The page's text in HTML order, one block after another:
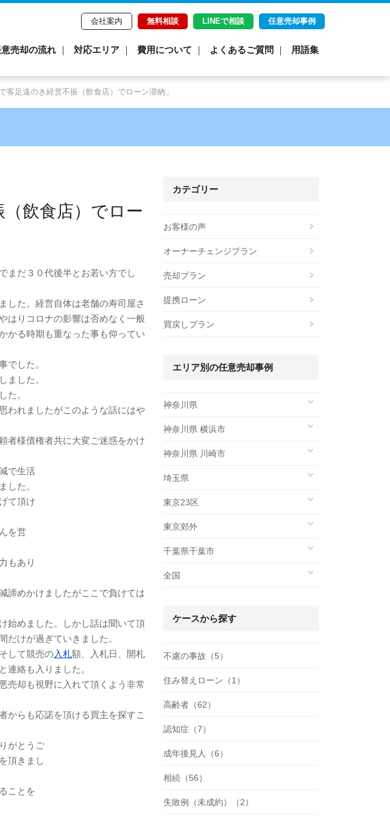
会社案内 無料相談 LINEで相談 任意売却事例
売却の流れ 対応エリア 費用について よくあるご質問 用語集
客足遠のき経営不振（飲食店）でローン滞納」
飲食店）でロー
まだ３０代後半とお若い方でし
した。経営自体は老舗の寿司屋さ
はりコロナの影響は否めなく一般
かる時期も重なった事も仰ってい
でした。
ました。
た。
われましたがこのような話にはや
者様債権者共に大変ご迷惑をかけ
で生活
した。
て頂け
を営
もあり
諦めかけましたがここで負けては
始めました。しかし話は聞いて頂
けが過ぎていきました。
して競売の入札額、入札日、開札
連絡も入りました。
売却も視野に入れて頂くよう非常
からも応諾を頂ける買主を探すこ
がとうご
頂きまし
ことを
カテゴリー
お客様の声
オーナーチェンジプラン
売却プラン
提携ローン
買戻しプラン
エリア別の任意売却事例
神奈川県
神奈川県 横浜市
神奈川県 川崎市
埼玉県
東京23区
東京郊外
千葉県千葉市
全国
ケースから探す
不慮の事故（5）
住み替えローン（1）
高齢者（62）
認知症（7）
成年後見人（6）
相続（56）
失敗例（未成約）（2）